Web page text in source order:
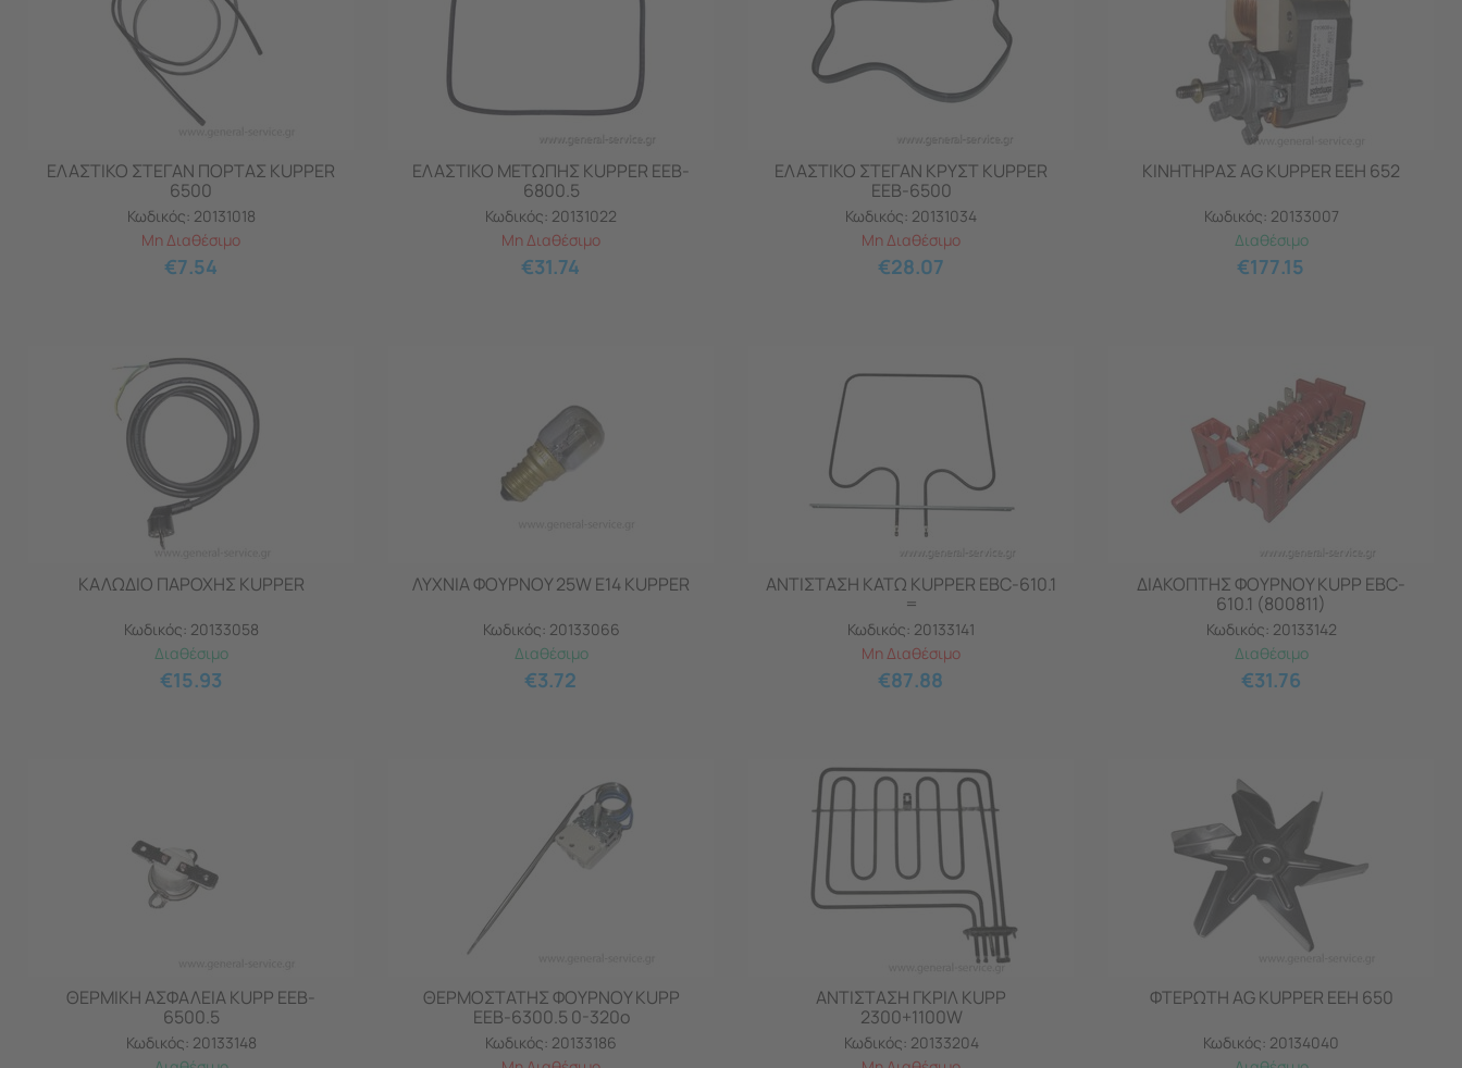
ΕΛΑΣΤΙΚΟ ΣΤΕΓΑΝ ΠΟΡΤΑΣ KUPPER
6500
Κωδικός: 20131018
Μη Διαθέσιμο
€7.54
ΕΛΑΣΤΙΚΟ ΜΕΤΩΠΗΣ KUPPER EEB-
6800.5
Κωδικός: 20131022
Μη Διαθέσιμο
€31.74
ΕΛΑΣΤΙΚΟ ΣΤΕΓΑΝ ΚΡΥΣΤ KUPPER
ΕΕB-6500
Κωδικός: 20131034
Μη Διαθέσιμο
€28.07
ΚΙΝΗΤΗΡΑΣ AG KUPPER EEH 652
Κωδικός: 20133007
Διαθέσιμο
€177.15
ΚΑΛΩΔΙΟ ΠΑΡΟΧΗΣ KUPPER
Κωδικός: 20133058
Διαθέσιμο
€15.93
ΛΥΧΝΙΑ ΦΟΥΡΝΟΥ 25W E14 KUPPER
Κωδικός: 20133066
Διαθέσιμο
€3.72
ΑΝΤΙΣΤΑΣΗ ΚΑΤΩ KUPPER EBC-610.1
=
Κωδικός: 20133141
Μη Διαθέσιμο
€87.88
ΔΙΑΚΟΠΤΗΣ ΦΟΥΡΝΟΥ KUPP EBC-
610.1 (800811)
Κωδικός: 20133142
Διαθέσιμο
€31.76
ΘΕΡΜΙΚΗ ΑΣΦΑΛΕΙΑ KUPP EEB-
6500.5
Κωδικός: 20133148
ΘΕΡΜΟΣΤΑΤΗΣ ΦΟΥΡΝΟΥ KUPP
EEB-6300.5 0-320ο
Κωδικός: 20133186
ΑΝΤΙΣΤΑΣΗ ΓΚΡΙΛ KUPP
2300+1100W
Κωδικός: 20133204
ΦΤΕΡΩΤΗ AG KUPPER EEH 650
Κωδικός: 20134040